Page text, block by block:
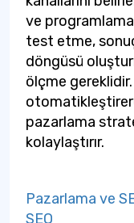
ve
test etme,
döngüsü
ölçme
pazarlama
kolaylaştırır.
Pazarlama ve
SEO